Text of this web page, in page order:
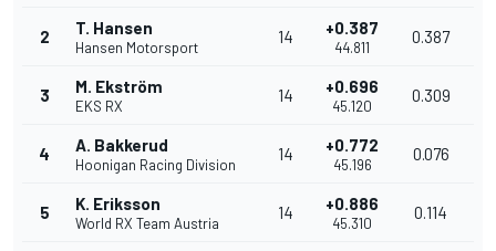
2 T. Hansen
Hansen Motorsport
14 +0.387
44.811
0.387
3 M. Ekström
EKS RX
14 +0.696
45.120
0.309
4 A. Bakkerud
Hoonigan Racing Division
14 +0.772
45.196
0.076
5 K. Eriksson
World RX Team Austria
14 +0.886
45.310
0.114